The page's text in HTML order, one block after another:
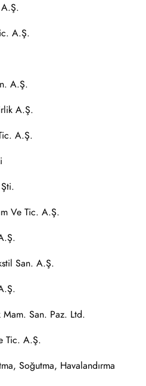
A.Ş.
A.Ş.
A.Ş.
A.Ş.
Ve Tic. A.Ş.
San. A.Ş.
San. Paz. Ltd.
Tic. A.Ş.
Soğutma, Havalandırma